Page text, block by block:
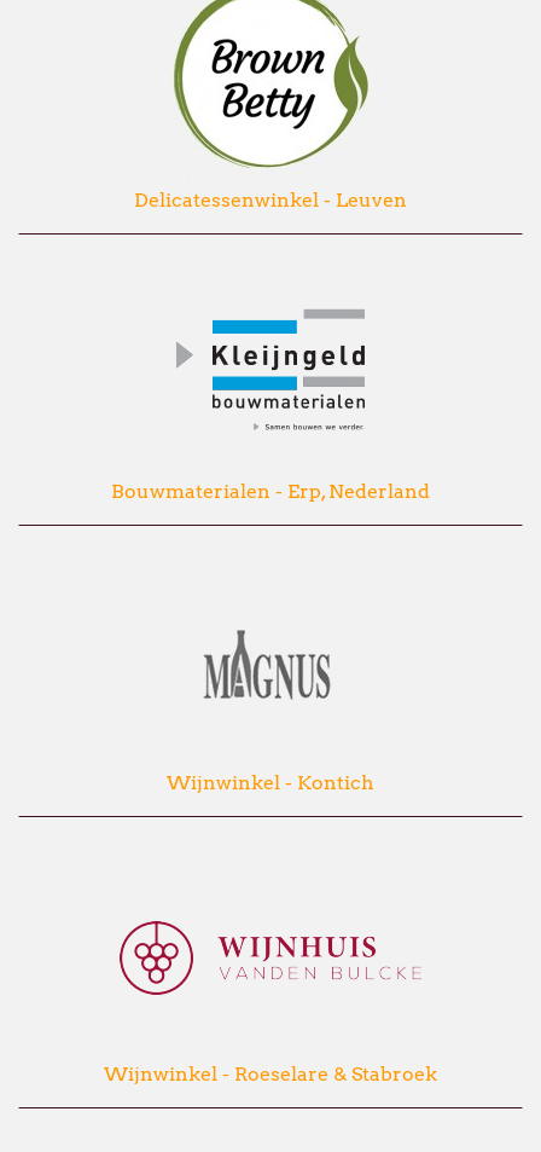
Delicatessenwinkel - Leuven
Bouwmaterialen - Erp, Nederland
Wijnwinkel - Kontich
Wijnwinkel - Roeselare & Stabroek